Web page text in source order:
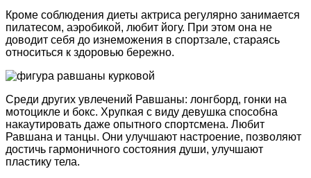
Кроме соблюдения диеты актриса регулярно занимается
пилатесом, аэробикой, любит йогу. При этом она не
доводит себя до изнеможения в спортзале, стараясь
относиться к здоровью бережно.
Среди других увлечений Равшаны: лонгборд, гонки на
мотоцикле и бокс. Хрупкая с виду девушка способна
накаутировать даже опытного спортсмена. Любит
Равшана и танцы. Они улучшают настроение, позволяют
достичь гармоничного состояния души, улучшают
пластику тела.